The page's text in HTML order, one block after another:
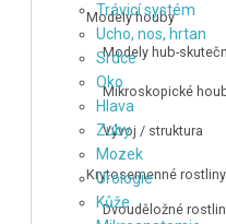
Trávicí systém
Ucho, nos, hrtan
Srdce
Oko
Hlava
Zuby
Mozek
Urologie
Kůže
Modely houby
Modely hub-
Mikroskopické
Vývoj / struktura
Krytosemenné rostliny
Dvouděložné